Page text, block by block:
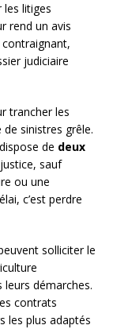
litiges
rend un avis
contraignant,
judiciaire
trancher les
sinistres grêle.
de deux
sauf
ou une
c’est perdre
solliciter le
démarches.
contrats
les plus adaptés